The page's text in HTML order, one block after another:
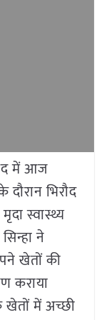
में आज
भिरौद
स्वास्थ्य
ने
खेतों की
कराया
में अच्छी